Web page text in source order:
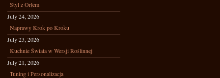
Styl z Orłem
July 24, 2026
Naprawy Krok po Kroku
July 23, 2026
Kuchnie Świata w Wersji Roślinnej
July 21, 2026
Tuning i Personalizacja